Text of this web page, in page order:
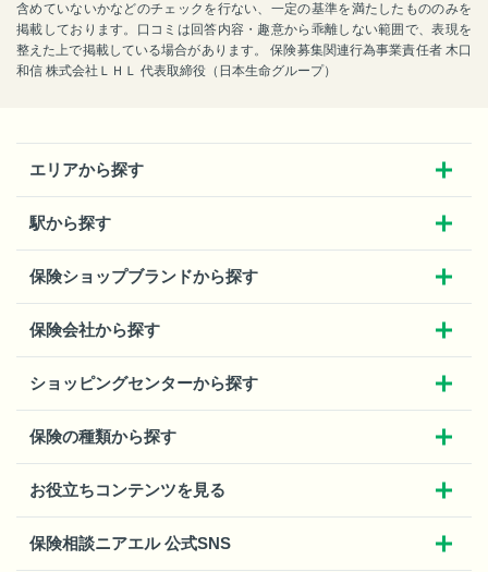
含めていないかなどのチェックを行ない、一定の基準を満たしたもののみを
掲載しております。口コミは回答内容・趣意から乖離しない範囲で、表現を
整えた上で掲載している場合があります。 保険募集関連行為事業責任者 木口
和信 株式会社ＬＨＬ 代表取締役（日本生命グループ）
エリアから探す
駅から探す
保険ショップブランドから探す
保険会社から探す
ショッピングセンターから探す
保険の種類から探す
お役立ちコンテンツを見る
保険相談ニアエル 公式SNS